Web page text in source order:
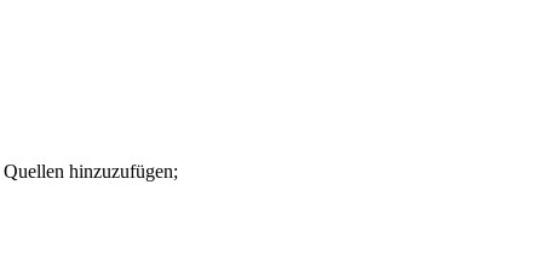
hinzuzufügen;